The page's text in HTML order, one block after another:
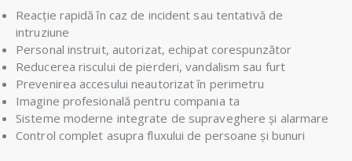
Reacție rapidă în caz de incident sau tentativă de
intruziune
Personal instruit, autorizat, echipat corespunzător
Reducerea riscului de pierderi, vandalism sau furt
Prevenirea accesului neautorizat în perimetru
Imagine profesională pentru compania ta
Sisteme moderne integrate de supraveghere și alarmare
Control complet asupra fluxului de persoane și bunuri